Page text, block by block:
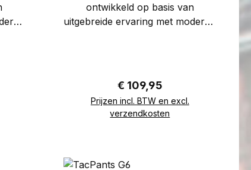
ontwikkeld op basis van
uitgebreide ervaring met moderne
beschikken deze TacPants over
een slankere, moderne en
atletische pasvorm, gericht op
comfort en bewegingsvrijheid
broek is geschikt voor training,
Normale prijs:
€ 109,95
Prijzen incl. BTW en excl.
verzendkosten
In de winkelmand